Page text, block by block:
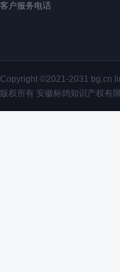
客户服务电话
Copyright ©2021-2031 bg.cn
版权所有 安徽标鸽知识产权有